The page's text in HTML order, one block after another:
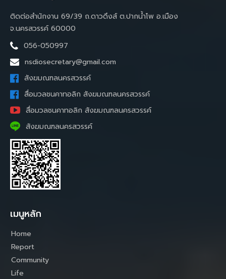
ติดต่อสำนักงาน 69/39 ถ.ดาวดึงส์ ต.ปากน้ำโพ อ.เมือง
จ.นครสวรรค์ 60000
056-050997
nsdiosecretary@gmail.com
สังฆมณฑลนครสวรรค์
สื่อมวลชนคาทอลิก สังฆมณฑลนครสวรรค์
สื่อมวลชนคาทอลิก สังฆมณฑลนครสวรรค์
สังฆมณฑลนครสวรรค์
เมนูหลัก
Home
Report
Community
Life